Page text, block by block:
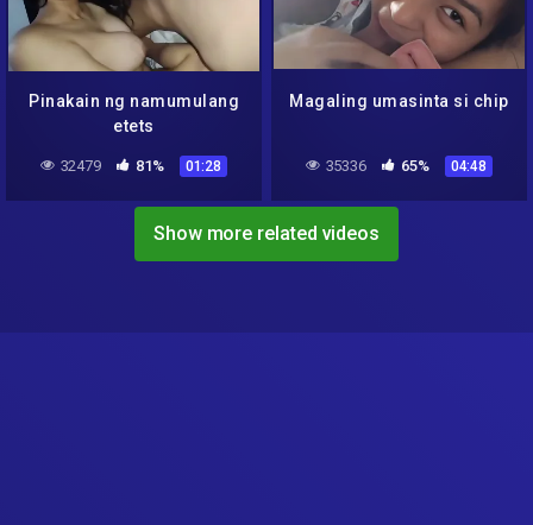
Pinakain ng namumulang
etets
32479 81% 01:28
Magaling umasinta si chip
35336 65% 04:48
Show more related videos